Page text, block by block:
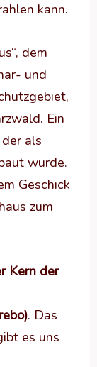
kann.
dem
und
Ein
als
wurde.
Geschick
zum
Kern der
. Das
es uns